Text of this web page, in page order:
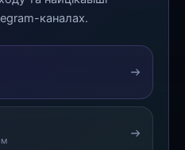
каналах.